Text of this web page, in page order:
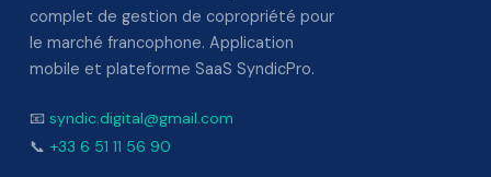
complet de gestion de copropriété pour
le marché francophone. Application
mobile et plateforme SaaS SyndicPro.
📧 syndic.digital@gmail.com
📞 +33 6 51 11 56 90